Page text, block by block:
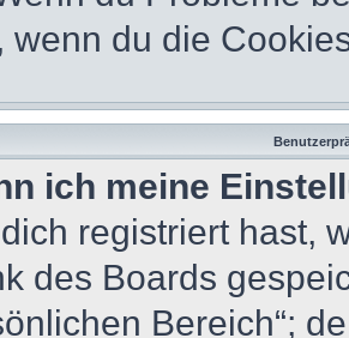
wenn du die
ich meine
registriert hast,
des Boards
Bereich“;